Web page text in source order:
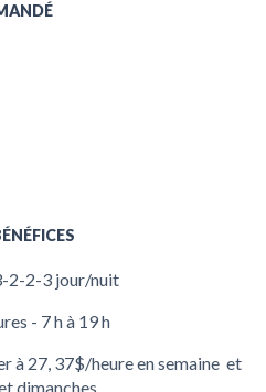
2-2-3 jour/nuit
- 7 h à 19 h
à 27, 37$/heure en semaine et
dimanches